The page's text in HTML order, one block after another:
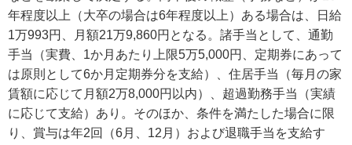
年程度以上（大卒の場合は6年程度以上）ある場合は、日給
1万993円、月額21万9,860円となる。諸手当として、通勤
手当（実費、1か月あたり上限5万5,000円、定期券にあって
は原則として6か月定期券分を支給）、住居手当（毎月の家
賃額に応じて月額2万8,000円以内）、超過勤務手当（実績
に応じて支給）あり。そのほか、条件を満たした場合に限
り、賞与は年2回（6月、12月）および退職手当を支給す